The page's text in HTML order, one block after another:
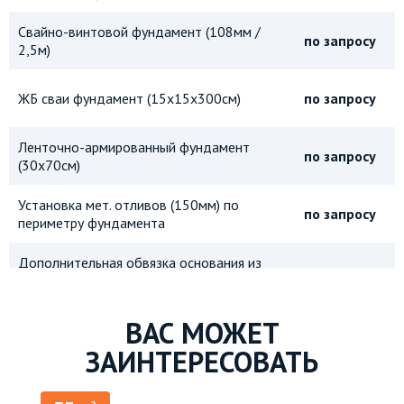
Свайно-винтовой фундамент (108мм /
2,5м)
по запросу
ЖБ сваи фундамент (15х15х300см) по запросу
Ленточно-армированный фундамент
(30х70см)
по запросу
Установка мет. отливов (150мм) по
периметру фундамента
по запросу
Дополнительная обвязка основания из
Дополнительная обвязка основания из
бруса 150х200мм
Металлическая защитная сетка от
грызунов
ВАС МОЖЕТ
ЗАИНТЕРЕСОВАТЬ